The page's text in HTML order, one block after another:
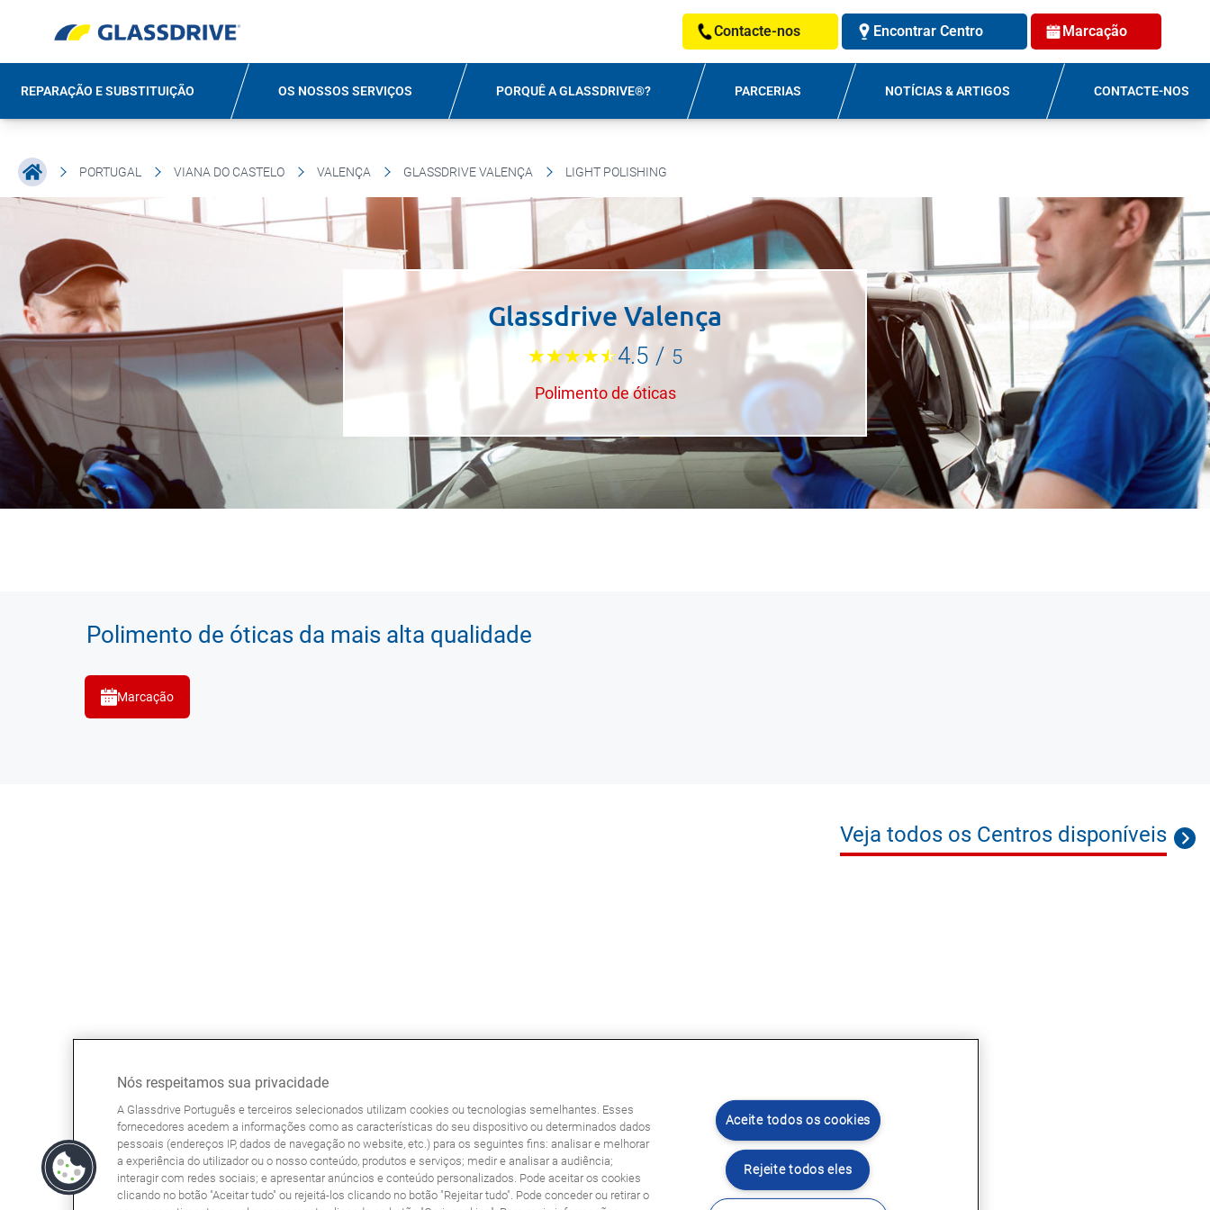
Contacte-nos Encontrar Centro Marcação
REPARAÇÃO E SUBSTITUIÇÃO OS NOSSOS SERVIÇOS PORQUÊ A GLASSDRIVE®? PARCERIAS NOTÍCIAS & ARTIGOS CONTACTE-NOS
PORTUGAL VIANA DO CASTELO VALENÇA GLASSDRIVE VALENÇA LIGHT POLISHING
Glassdrive Valença
4.5 / 5
Polimento de óticas
Polimento de óticas da mais alta qualidade
Marcação
Veja todos os Centros disponíveis
Nós respeitamos sua privacidade
A Glassdrive Português e terceiros selecionados utilizam cookies ou tecnologias semelhantes. Esses
fornecedores acedem a informações como as características do seu dispositivo ou determinados dados
pessoais (endereços IP, dados de navegação no website, etc.) para os seguintes fins: analisar e melhorar
a experiência do utilizador ou o nosso conteúdo, produtos e serviços; medir e analisar a audiência;
interagir com redes sociais; e apresentar anúncios e conteúdo personalizados. Pode aceitar os cookies
clicando no botão "Aceitar tudo" ou rejeitá-los clicando no botão "Rejeitar tudo". Pode conceder ou retirar o
Aceite todos os cookies
Rejeite todos eles